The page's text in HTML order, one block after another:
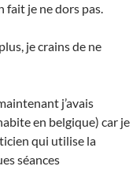
fait je ne dors pas.
je crains de ne
j’avais
en belgique) car je
qui utilise la
séances